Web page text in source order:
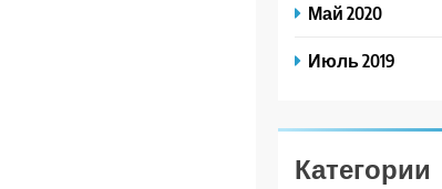
Май 2020
Июль 2019
Категории